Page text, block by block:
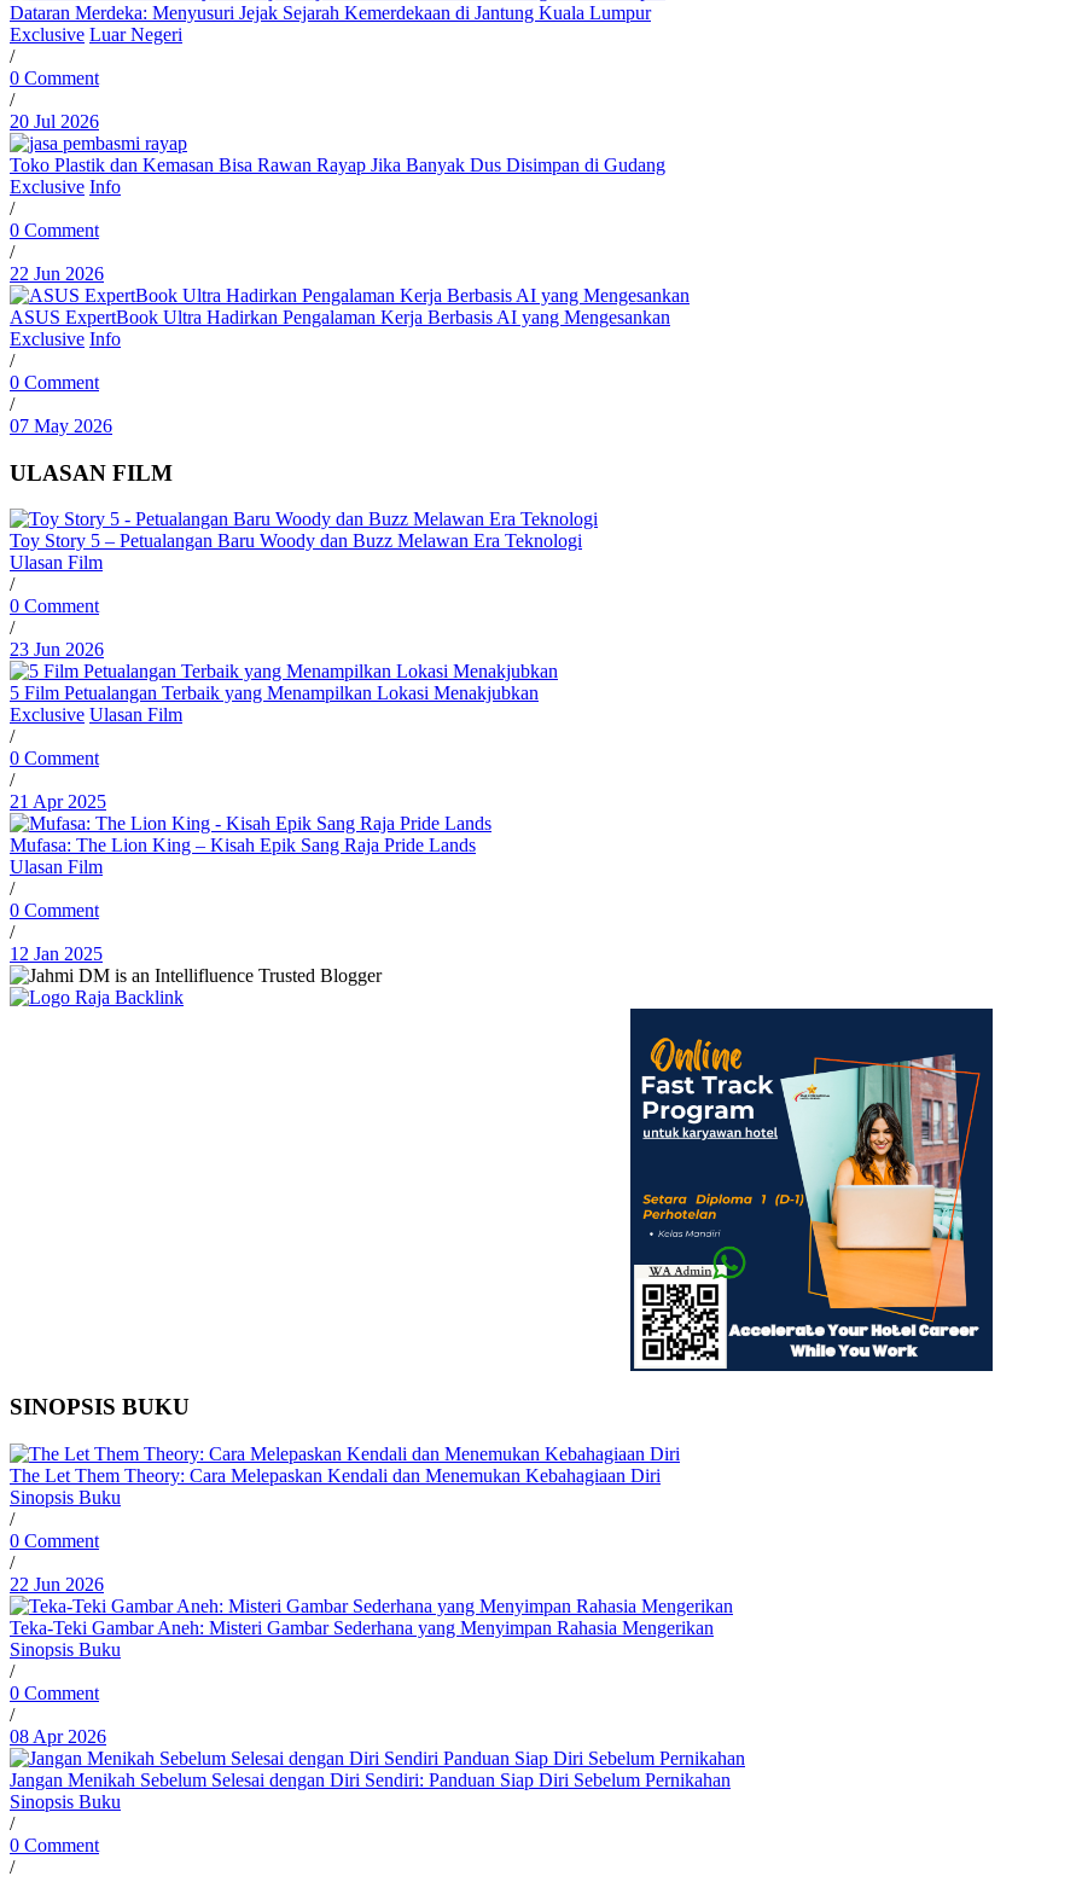
Dataran Merdeka: Menyusuri Jejak Sejarah Kemerdekaan di Jantung Kuala Lumpur
Exclusive Luar Negeri
/
0 Comment
/
20 Jul 2026
Toko Plastik dan Kemasan Bisa Rawan Rayap Jika Banyak Dus Disimpan di Gudang
Exclusive Info
/
0 Comment
/
22 Jun 2026
ASUS ExpertBook Ultra Hadirkan Pengalaman Kerja Berbasis AI yang Mengesankan
Exclusive Info
/
0 Comment
/
07 May 2026
ULASAN FILM
Toy Story 5 – Petualangan Baru Woody dan Buzz Melawan Era Teknologi
Ulasan Film
/
0 Comment
/
23 Jun 2026
5 Film Petualangan Terbaik yang Menampilkan Lokasi Menakjubkan
Exclusive Ulasan Film
/
0 Comment
/
21 Apr 2025
Mufasa: The Lion King – Kisah Epik Sang Raja Pride Lands
Ulasan Film
/
0 Comment
/
12 Jan 2025
SINOPSIS BUKU
The Let Them Theory: Cara Melepaskan Kendali dan Menemukan Kebahagiaan Diri
Sinopsis Buku
/
0 Comment
/
22 Jun 2026
Teka-Teki Gambar Aneh: Misteri Gambar Sederhana yang Menyimpan Rahasia Mengerikan
Sinopsis Buku
/
0 Comment
/
08 Apr 2026
Jangan Menikah Sebelum Selesai dengan Diri Sendiri: Panduan Siap Diri Sebelum Pernikahan
Sinopsis Buku
/
0 Comment
/